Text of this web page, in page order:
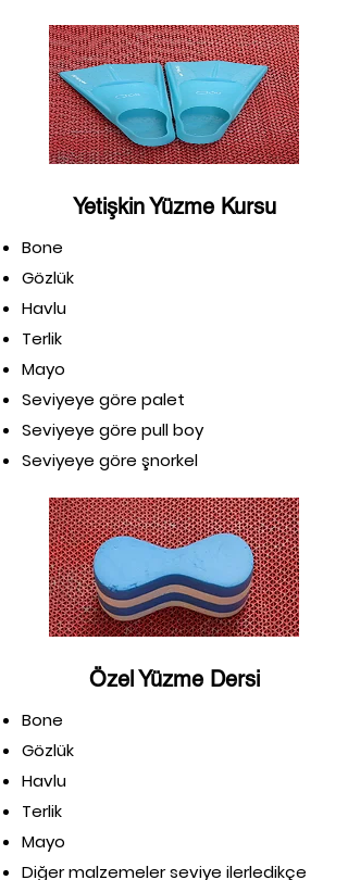
Yetişkin Yüzme Kursu
Bone
Gözlük
Havlu
Terlik
Mayo
Seviyeye göre palet
Seviyeye göre pull boy
Seviyeye göre şnorkel
Özel Yüzme Dersi
Bone
Gözlük
Havlu
Terlik
Mayo
Diğer malzemeler seviye ilerledikçe